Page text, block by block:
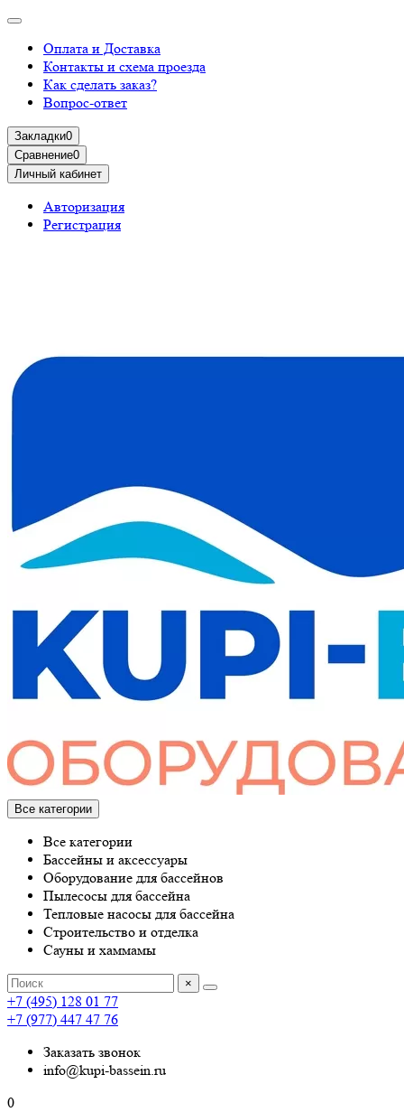
Оплата и Доставка
Контакты и схема проезда
Как сделать заказ?
Вопрос-ответ
Закладки0
Сравнение0
Личный кабинет
Авторизация
Регистрация
Все категории
Все категории
Бассейны и аксессуары
Оборудование для бассейнов
Пылесосы для бассейна
Тепловые насосы для бассейна
Строительство и отделка
Сауны и хаммамы
×
+7 (495) 128 01 77
+7 (977) 447 47 76
Заказать звонок
info@kupi-bassein.ru
0